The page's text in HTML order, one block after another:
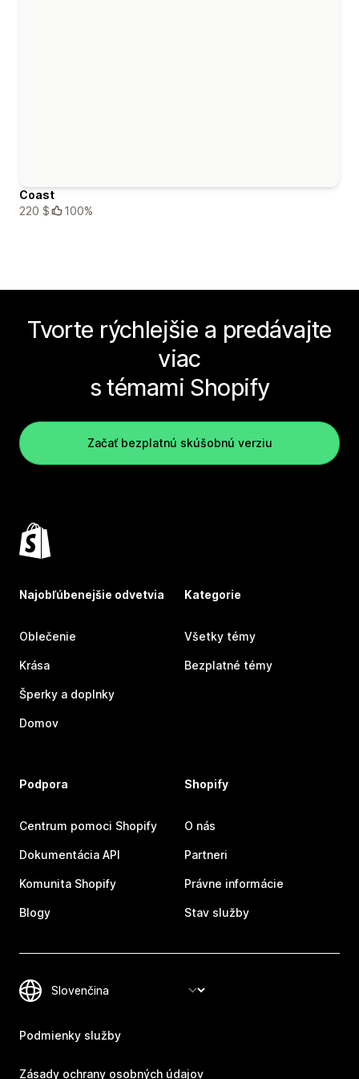
Coast
220 $
100%
Tvorte rýchlejšie a predávajte
viac
s témami Shopify
Začať bezplatnú skúšobnú verziu
Najobľúbenejšie odvetvia
Oblečenie
Krása
Šperky a doplnky
Domov
Kategorie
Všetky témy
Bezplatné témy
Podpora
Centrum pomoci Shopify
Dokumentácia API
Komunita Shopify
Blogy
Shopify
O nás
Partneri
Právne informácie
Stav služby
Podmienky služby
Zásady ochrany osobných údajov